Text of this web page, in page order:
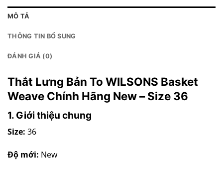
MÔ TẢ
THÔNG TIN BỔ SUNG
ĐÁNH GIÁ (0)
Thắt Lưng Bản To WILSONS Basket
Weave Chính Hãng New – Size 36
1. Giới thiệu chung
Size: 36
Độ mới: New